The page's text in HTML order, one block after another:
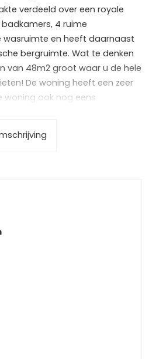
verdeeld over een royale
4 ruime
wasruimte en heeft daarnaast
bergruimte. Wat te denken
van 48m2 groot waar u de hele
De woning heeft een zeer
woning ook nog eens
strand lopen (10 min) en kunt
terecht in het altijd
Ook
richting Leiden, Den Haag,
u eveneens meer dan